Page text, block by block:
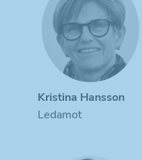
Kristina Hansson
Ledamot